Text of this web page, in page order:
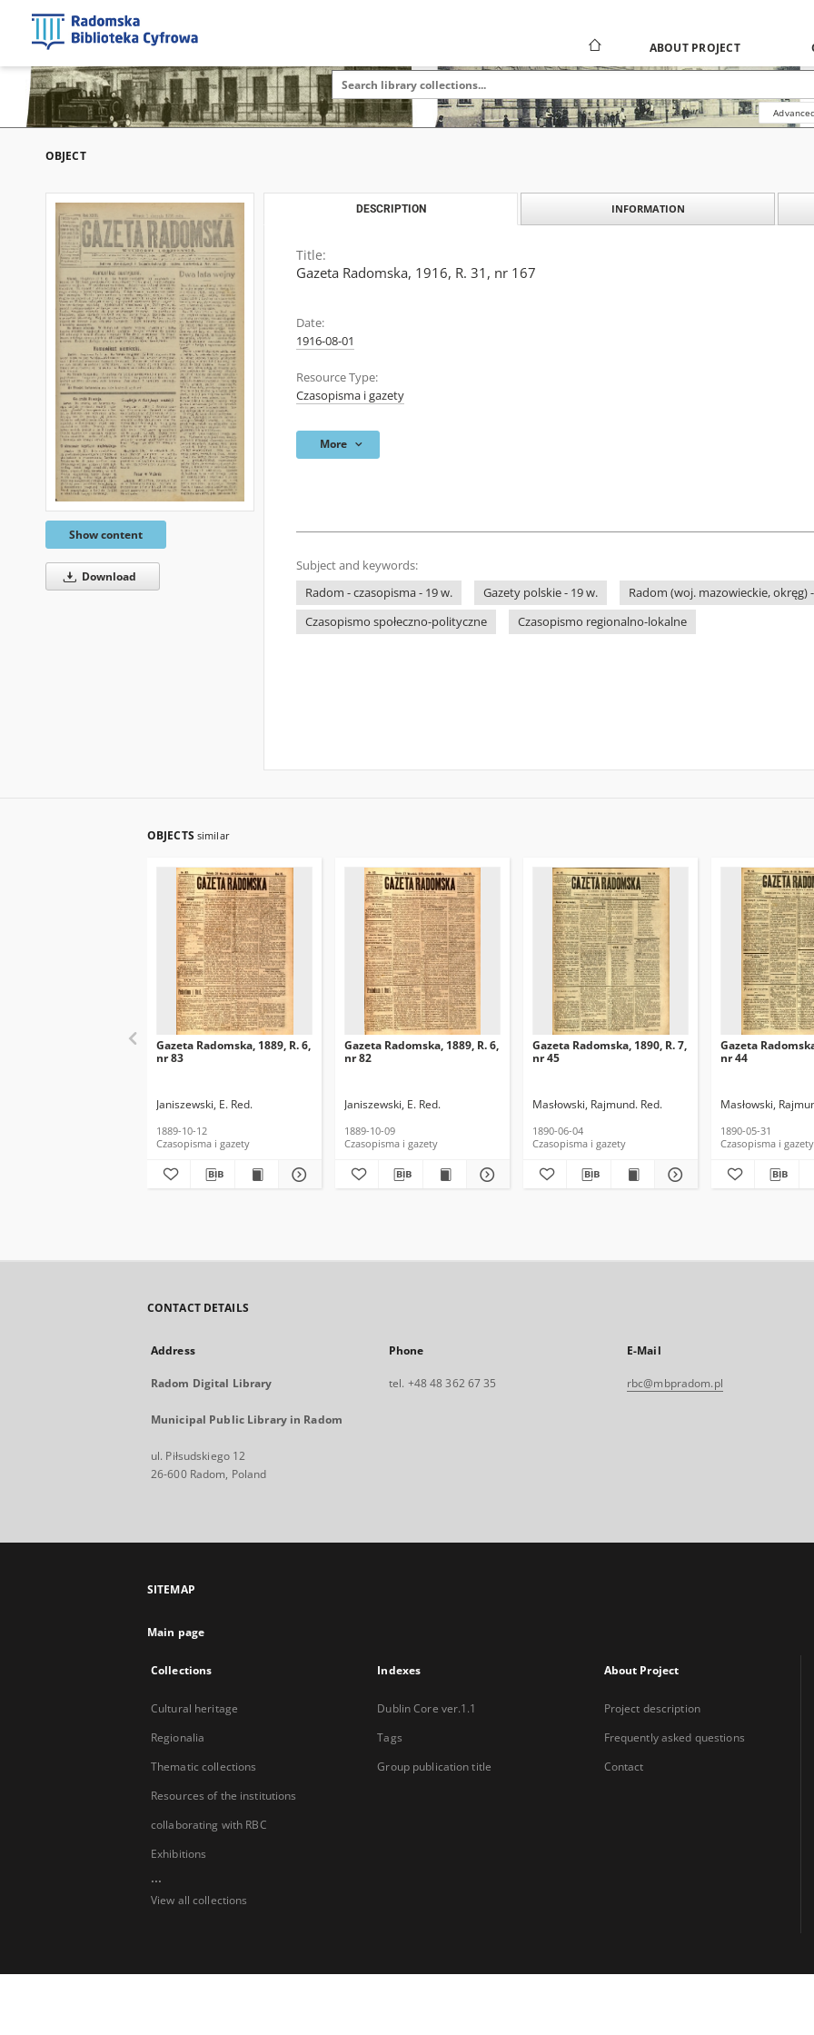
ABOUT PROJECT
OBJECT
Show content
Download
DESCRIPTION INFORMATION
Title:
Gazeta Radomska, 1916, R. 31, nr 167
Date:
1916-08-01
Resource Type:
Czasopisma i gazety
More
Subject and keywords:
Radom - czasopisma - 19 w.
Gazety polskie - 19 w. Radom (woj. mazowieckie, okręg)
Czasopismo społeczno-polityczne
Czasopismo regionalno-lokalne
OBJECTS similar
Gazeta Radomska, 1889, R. 6,
nr 83
Janiszewski, E. Red.
1889-10-12
Czasopisma i gazety
Gazeta Radomska, 1889, R. 6,
nr 82
Janiszewski, E. Red.
1889-10-09
Czasopisma i gazety
Gazeta Radomska, 1890, R. 7,
nr 45
Masłowski, Rajmund. Red.
1890-06-04
Czasopisma i gazety
Gazeta
nr 44
Masłowski,
1890-05-31
Czasopisma i gazety
CONTACT DETAILS
Address
Radom Digital Library
Municipal Public Library in Radom
ul. Piłsudskiego 12
26-600 Radom, Poland
Phone
tel. +48 48 362 67 35
E-Mail
rbc@mbpradom.pl
SITEMAP
Main page
Collections
Cultural heritage
Regionalia
Thematic collections
Resources of the institutions
collaborating with RBC
Exhibitions
...
View all collections
Indexes
Dublin Core ver.1.1
Tags
Group publication title
About Project
Project description
Frequently asked questions
Contact